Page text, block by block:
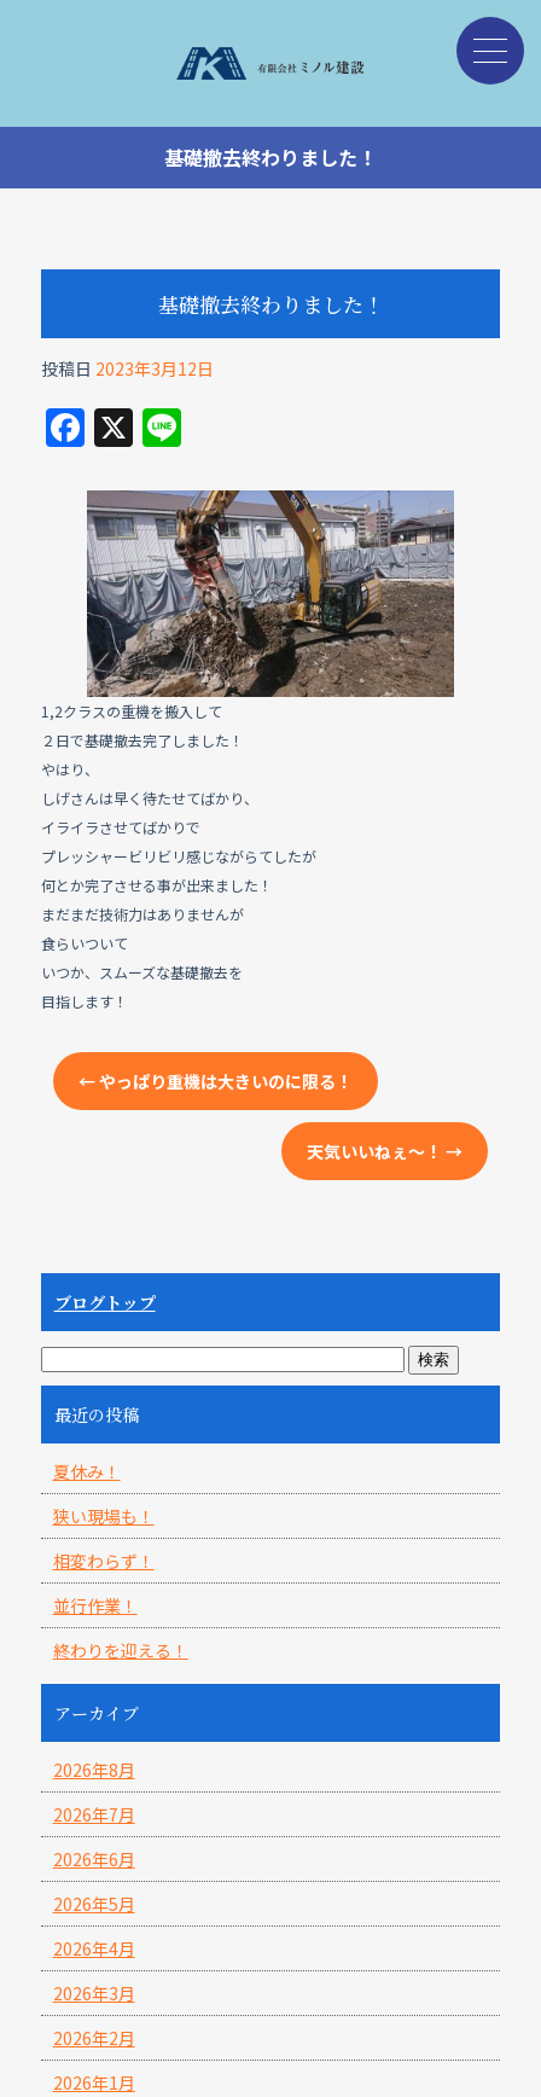
基礎撤去終わりました！
基礎撤去終わりました！
投稿日 2023年3月12日
F
a
c
e
b
o
o
k
X Li
e
1,2クラスの重機を搬入して
２日で基礎撤去完了しました！
やはり、
しげさんは早く待たせてばかり、
イライラさせてばかりで
プレッシャービリビリ感じながらてしたが
何とか完了させる事が出来ました！
まだまだ技術力はありませんが
食らいついて
いつか、スムーズな基礎撤去を
目指します！
←やっぱり重機は大きいのに限る！
天気いいねぇ～！→
ブログトップ
最近の投稿
夏休み！
狭い現場も！
相変わらず！
並行作業！
終わりを迎える！
アーカイブ
2026年8月
2026年7月
2026年6月
2026年5月
2026年4月
2026年3月
2026年2月
2026年1月